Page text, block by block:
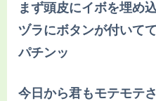
まず頭皮にイボを埋め
ヅラにボタンが付いてて
パチンッ
今日から君もモテモテさ